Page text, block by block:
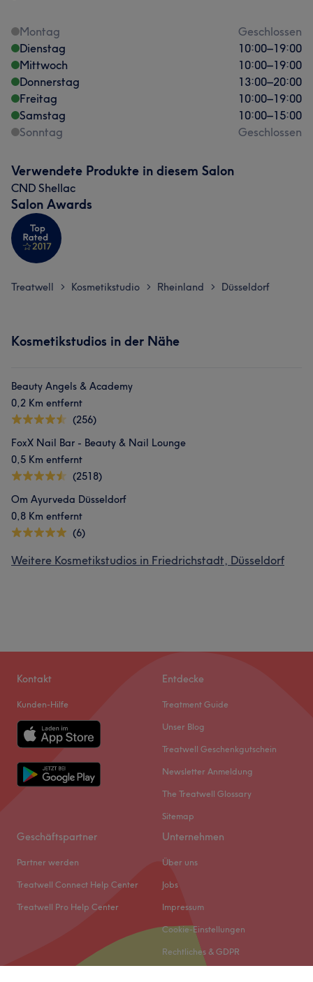
Montag
Geschlossen
Dienstag
10:00–19:00
Mittwoch
10:00–19:00
Donnerstag
13:00–20:00
Freitag
10:00–19:00
Samstag
10:00–15:00
Sonntag
Geschlossen
Verwendete Produkte in diesem Salon
CND Shellac
Salon Awards
Treatwell > Kosmetikstudio > Rheinland > Düsseldorf
Kosmetikstudios in der Nähe
Beauty Angels & Academy
0,2 Km entfernt
(256)
FoxX Nail Bar - Beauty & Nail Lounge
0,5 Km entfernt
(2518)
Om Ayurveda Düsseldorf
0,8 Km entfernt
(6)
Weitere Kosmetikstudios in Friedrichstadt, Düsseldorf
Kontakt
Kunden-Hilfe
Entdecke
Treatment Guide
Unser Blog
Treatwell Geschenkgutschein
Newsletter Anmeldung
The Treatwell Glossary
Sitemap
Geschäftspartner
Partner werden
Treatwell Connect Help Center
Treatwell Pro Help Center
Unternehmen
Über uns
Jobs
Impressum
Cookie-Einstellungen
Rechtliches & GDPR